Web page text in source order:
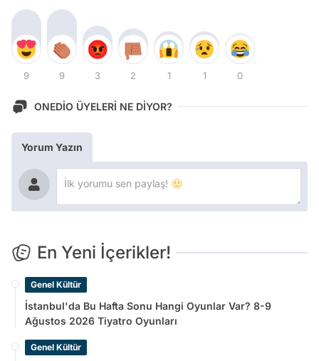
9 9 3 2 1 1 0
ONEDİO ÜYELERİ NE DİYOR?
Yorum Yazın
En Yeni İçerikler!
Genel Kültür
İstanbul'da Bu Hafta Sonu Hangi Oyunlar Var? 8-9
Ağustos 2026 Tiyatro Oyunları
Genel Kültür